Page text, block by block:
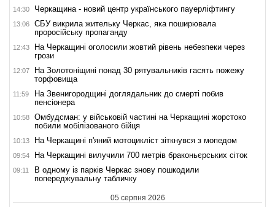
14:30 Черкащина - новий центр українського пауерліфтингу
13:06
СБУ викрила жительку Черкас, яка поширювала
проросійську пропаганду
12:43
На Черкащині оголосили жовтий рівень небезпеки через
грози
12:07
На Золотоніщині понад 30 рятувальників гасять пожежу
торфовища
11:59
На Звенигородщині доглядальник до смерті побив
пенсіонера
10:58
Омбудсман: у військовій частині на Черкащині жорстоко
побили мобілізованого бійця
10:13 На Черкащині п'яний мотоцикліст зіткнувся з мопедом
09:54 На Черкащині вилучили 700 метрів браконьєрських сіток
09:11
В одному із парків Черкас знову пошкодили
попереджувальну табличку
05 серпня 2026